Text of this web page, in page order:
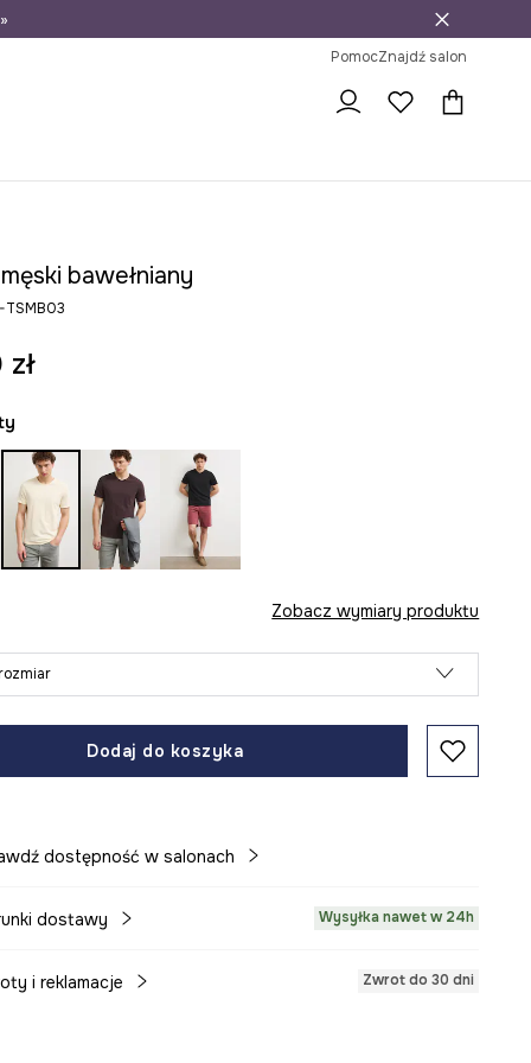
na zwrot
PomocZnajdź salon
bawełniany
TSMB03
Zobacz wymiary produktu
Dodaj do koszyka
dostępność w salonach
dostawy Wysyłka nawet w 24h
i reklamacje Zwrot do 30 dni